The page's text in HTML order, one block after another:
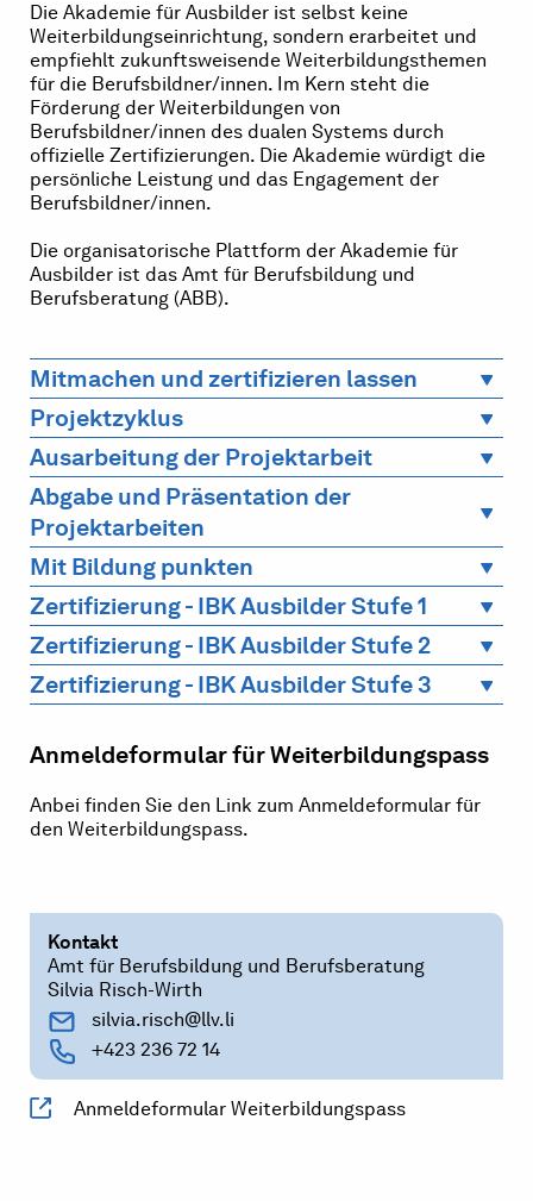
Die Akademie für Ausbilder ist selbst keine
Weiterbildungseinrichtung, sondern erarbeitet und
empfiehlt zukunftsweisende Weiterbildungsthemen
für die Berufsbildner/innen. Im Kern steht die
Förderung der Weiterbildungen von
Berufsbildner/innen des dualen Systems durch
offizielle Zertifizierungen. Die Akademie würdigt die
persönliche Leistung und das Engagement der
Berufsbildner/innen.
Die organisatorische Plattform der Akademie für
Ausbilder ist das Amt für Berufsbildung und
Berufsberatung (ABB).
Mitmachen und zertifizieren lassen
Projektzyklus
Ausarbeitung der Projektarbeit
Abgabe und Präsentation der
Projektarbeiten
Mit Bildung punkten
Zertifizierung - IBK Ausbilder Stufe 1
Zertifizierung - IBK Ausbilder Stufe 2
Zertifizierung - IBK Ausbilder Stufe 3
Anmeldeformular für Weiterbildungspass
Anbei finden Sie den Link zum Anmeldeformular für
den Weiterbildungspass.
Kontakt
Amt für Berufsbildung und Berufsberatung
Silvia Risch-Wirth
silvia.risch@llv.li
+423 236 72 14
Anmeldeformular Weiterbildungspass